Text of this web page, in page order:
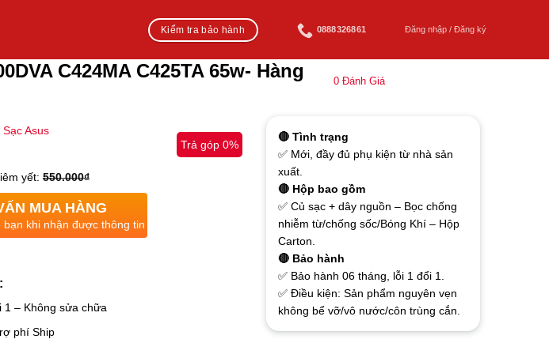
Kiểm tra bảo hành 0888326861 Đăng nhập / Đăng ký
C424MA C425TA 65w- Hàng
0 Đánh Giá
Sạc Asus
yết: 550.000₫
Trả góp 0%
MUA HÀNG
khi nhận được thông tin
1 – Không sửa chữa
phí Ship
🔴 Tình trạng
✅ Mới, đầy đủ phụ kiện từ nhà sản
xuất.
🔴 Hộp bao gồm
✅ Củ sạc + dây nguồn – Bọc chống
nhiễm từ/chống sốc/Bóng Khí – Hộp
Carton.
🔴 Bảo hành
✅ Bảo hành 06 tháng, lỗi 1 đổi 1.
✅ Điều kiện: Sản phẩm nguyên vẹn
không bể vỡ/vô nước/côn trùng cắn.